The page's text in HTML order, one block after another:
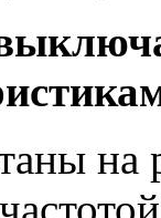
на